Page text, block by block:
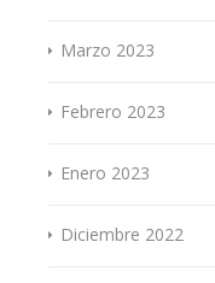
Marzo 2023
Febrero 2023
Enero 2023
Diciembre 2022